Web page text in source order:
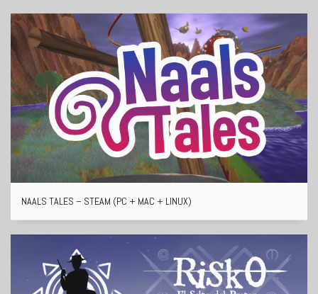
NAALS TALES – STEAM (PC + MAC + LINUX)